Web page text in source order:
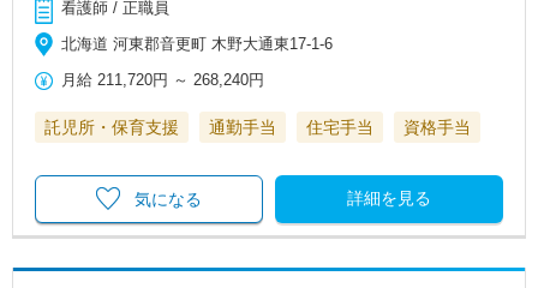
看護師 / 正職員
北海道 河東郡音更町 木野大通東17-1-6
月給 211,720円 ～268,240円
託児所・保育支援 通勤手当 住宅手当 資格手当
詳細を見る
気になる